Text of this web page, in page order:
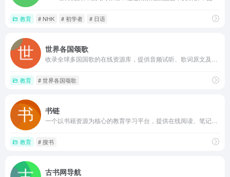
教育 # NHK # 初学者 # 日语
世界各国颂歌
教育 # 世界各国颂歌
书链
教育 # 搜书
古书网导航